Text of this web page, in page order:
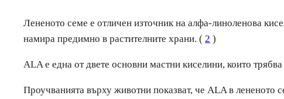
Лененото семе е отличен източник на алфа-линоленова
намира предимно в растителните храни. ( 2 )
ALA е една от двете основни мастни киселини, които
Проучванията върху животни показват, че ALA в лененото